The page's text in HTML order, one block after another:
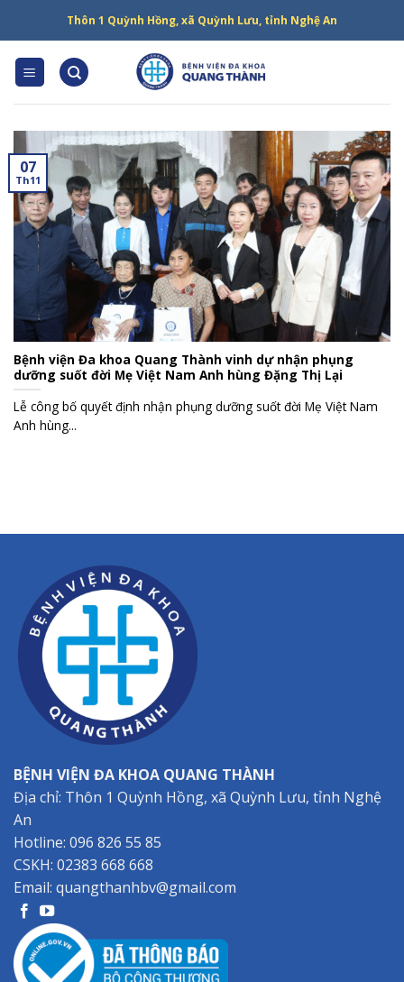
content
Thôn 1 Quỳnh Hồng, xã Quỳnh Lưu, tỉnh Nghệ An
Bệnh viện Đa khoa Quang Thành vinh dự nhận phụng
dưỡng suốt đời Mẹ Việt Nam Anh hùng Đặng Thị Lại
Lễ công bố quyết định nhận phụng dưỡng suốt đời Mẹ Việt Nam
Anh hùng...
07
Th11
BỆNH VIỆN ĐA KHOA QUANG THÀNH
Địa chỉ: Thôn 1 Quỳnh Hồng, xã Quỳnh Lưu, tỉnh Nghệ
An
Hotline: 096 826 55 85
CSKH: 02383 668 668
Email: quangthanhbv@gmail.com